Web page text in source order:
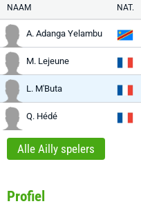
NAAM NAT.
A. Adanga Yelambu
M. Lejeune
L. M'Buta
Q. Hédé
Alle Ailly spelers
Profiel